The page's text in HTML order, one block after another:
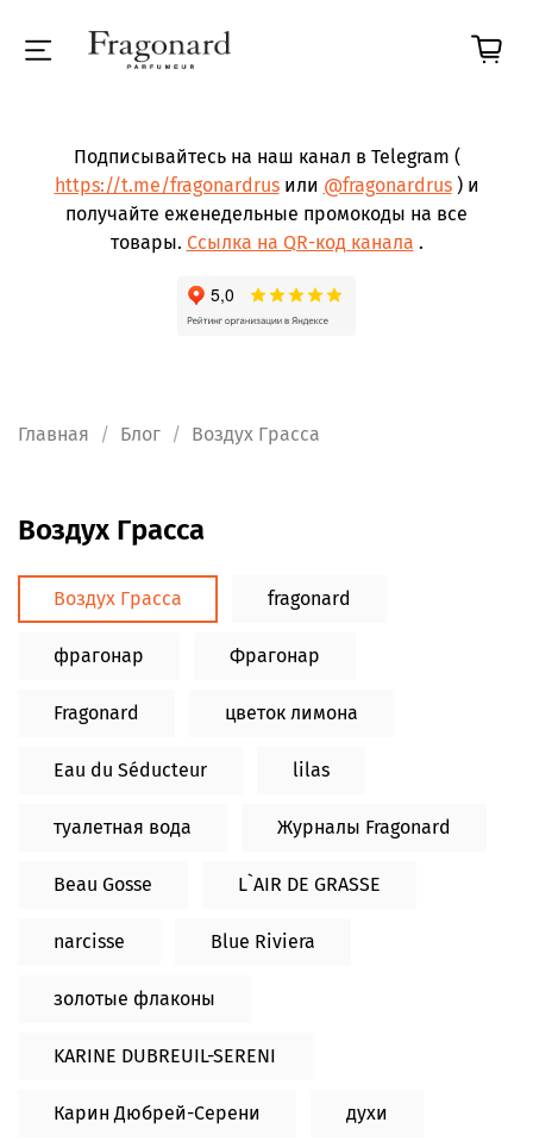
Подписывайтесь на наш канал в Telegram (
https://t.me/fragonardrusили @fragonardrus) и
получайте еженедельные промокоды на все
товары. Ссылка на QR-код канала .
Главная Блог Воздух Грасса
Воздух Грасса
Воздух Грасса fragonard
фрагонар Фрагонар
Fragonard цветок лимона
Eau du Séducteur lilas
туалетная вода Журналы Fragonard
Beau Gosse L`AIR DE GRASSE
narcisse Blue Riviera
золотые флаконы
KARINE DUBREUIL-SERENI
Карин Дюбрей-Серени духи